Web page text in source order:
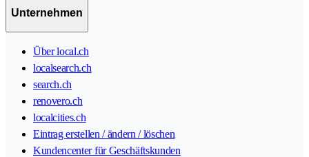
Unternehmen
Über local.ch
localsearch.ch
search.ch
renovero.ch
localcities.ch
Eintrag erstellen / ändern / löschen
Kundencenter für Geschäftskunden